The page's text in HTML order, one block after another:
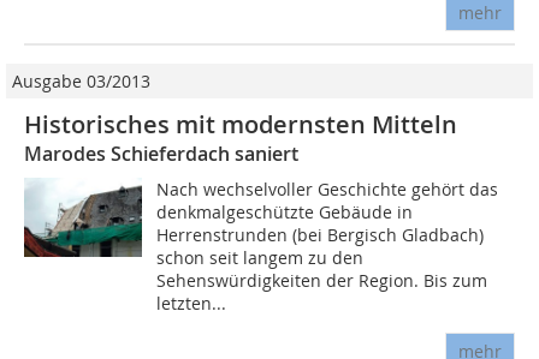
mehr
Ausgabe 03/2013
Historisches mit modernsten Mitteln
Marodes Schieferdach saniert
Nach wechselvoller Geschichte gehört das
denkmalgeschützte Gebäude in
Herrenstrunden (bei Bergisch Gladbach)
schon seit langem zu den
Sehenswürdigkeiten der Region. Bis zum
letzten...
mehr